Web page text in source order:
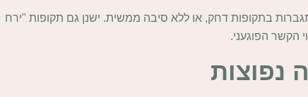
בתקופות דחק, או ללא סיבה ממשית. ישנן גם תקופות "ירח
הקשר הפוגעני.
נפוצות